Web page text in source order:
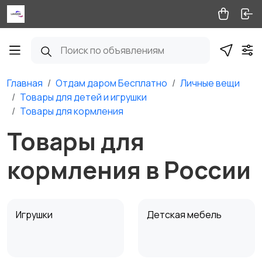
Главная Отдам даром Бесплатно
Личные вещи
Товары для детей и игрушки
Товары для кормления
Товары для
кормления в России
Игрушки Детская мебель